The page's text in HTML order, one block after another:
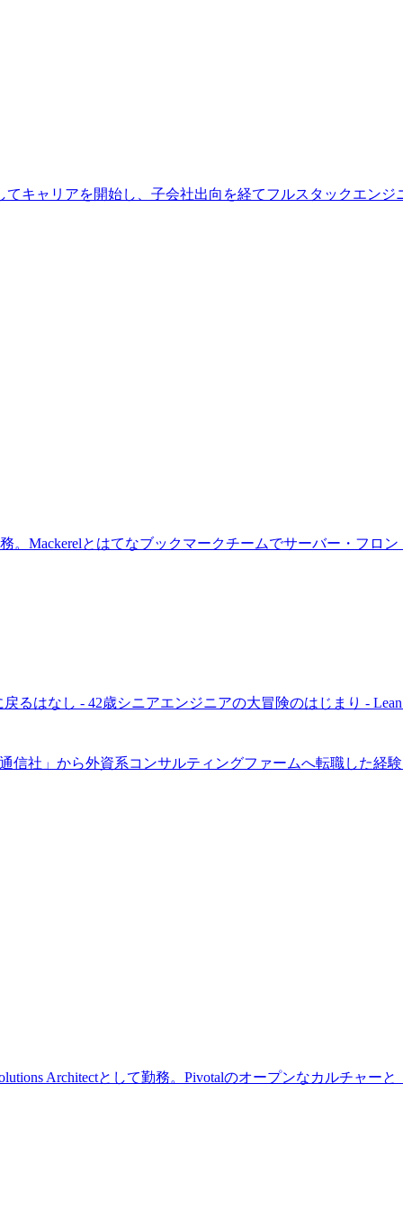
キャリアを開始し、子会社出向を経てフルスタックエン
。Mackerelとはてなブックマークチームでサーバー・フロ
るはなし - 42歳シニアエンジニアの大冒険のはじまり - Lean
信社」から外資系コンサルティングファームへ転職した経
Architectとして勤務。Pivotalのオープンなカルチャーと